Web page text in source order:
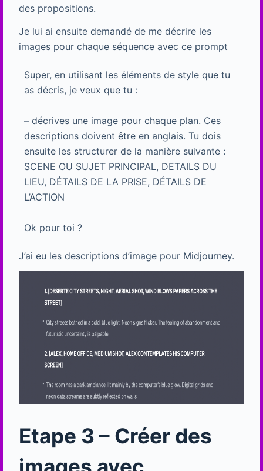
des propositions.
Je lui ai ensuite demandé de me décrire les
images pour chaque séquence avec ce prompt
Super, en utilisant les éléments de style que tu
as décris, je veux que tu :
– décrives une image pour chaque plan. Ces
descriptions doivent être en anglais. Tu dois
ensuite les structurer de la manière suivante :
SCENE OU SUJET PRINCIPAL, DETAILS DU
LIEU, DÉTAILS DE LA PRISE, DÉTAILS DE
L’ACTION
Ok pour toi ?
J’ai eu les descriptions d’image pour Midjourney.
Etape 3 – Créer des
images avec